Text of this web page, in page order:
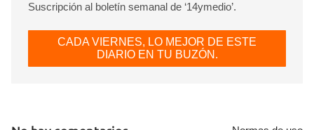
Suscripción al boletín semanal de ‘14ymedio’.
CADA VIERNES, LO MEJOR DE ESTE
DIARIO EN TU BUZÓN.